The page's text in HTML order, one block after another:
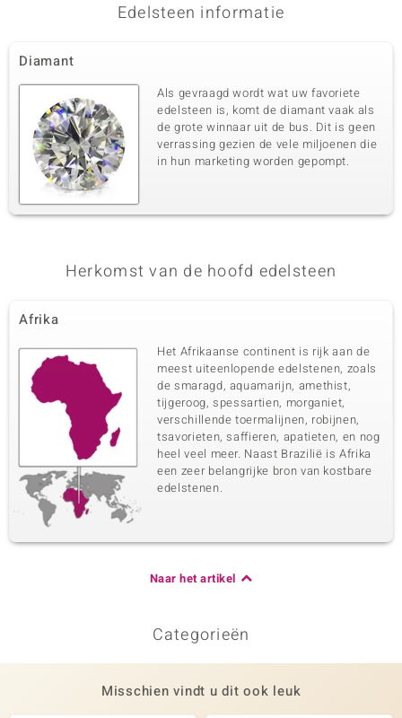
Edelsteen informatie
Diamant
Als gevraagd wordt wat uw favoriete
edelsteen is, komt de diamant vaak als
de grote winnaar uit de bus. Dit is geen
verrassing gezien de vele miljoenen die
in hun marketing worden gepompt.
Herkomst van de hoofd edelsteen
Afrika
Het Afrikaanse continent is rijk aan de
meest uiteenlopende edelstenen, zoals
de smaragd, aquamarijn, amethist,
tijgeroog, spessartien, morganiet,
verschillende toermalijnen, robijnen,
tsavorieten, saffieren, apatieten, en nog
heel veel meer. Naast Brazilië is Afrika
een zeer belangrijke bron van kostbare
edelstenen.
Naar het artikel
Categorieën
Misschien vindt u dit ook leuk